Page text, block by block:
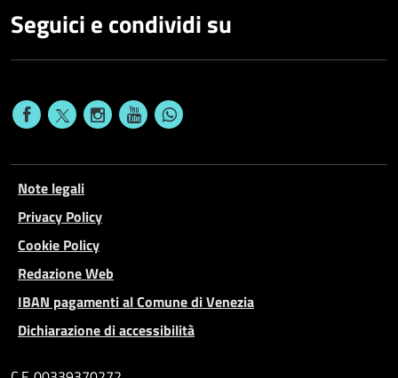
Seguici e condividi su
Note legali
Privacy Policy
Cookie Policy
Redazione Web
IBAN pagamenti al Comune di Venezia
Dichiarazione di accessibilità